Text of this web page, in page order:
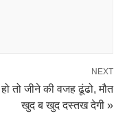
NEXT
तो जीने की वजह ढूंढो, मौत
खुद ब खुद दस्तख देगी »